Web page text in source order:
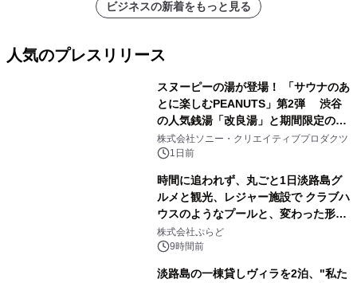
ビジネスの新着をもっと見る
人気のプレスリリース
スヌーピーの湯が登場！ 「サウナのあ
とに楽しむPEANUTS」第2弾 渋谷
の人気銭湯「改良湯」と期間限定のコ
ラボレーション サウナイキタイコラ
ボグッズも発売決定！
株式会社ソニー・クリエイティブプロダクツ
1日前
時間に追われず、丸ごと1日淡路島グ
ルメと観光、レジャー施設で クラブハ
ウスのようなプールと、変わった形の
サウナも 「THE BOXY AWAJI」のお
得な素泊まり連泊プランで
株式会社ぷらど
9時間前
淡路島の一棟貸しヴィラを2泊、"私た